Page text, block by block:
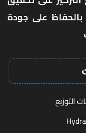
بالحفاظ على جودة
التوزيع